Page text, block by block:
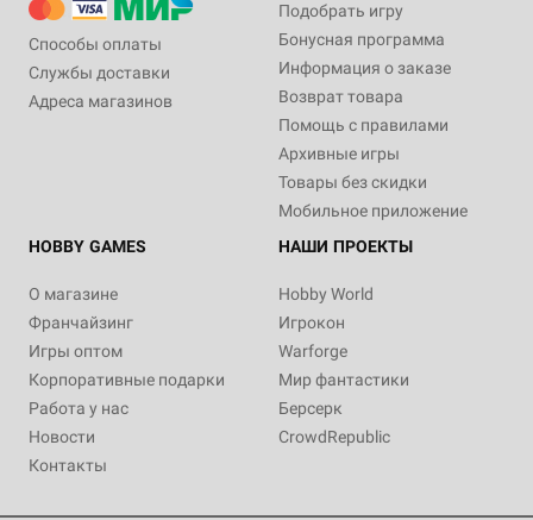
Способы оплаты
Службы доставки
Адреса магазинов
Подобрать игру
Бонусная программа
Информация о заказе
Возврат товара
Помощь с правилами
Архивные игры
Товары без скидки
Мобильное приложение
HOBBY GAMES
О магазине
Франчайзинг
Игры оптом
Корпоративные подарки
Работа у нас
Новости
Контакты
НАШИ ПРОЕКТЫ
Hobby World
Игрокон
Warforge
Мир фантастики
Берсерк
CrowdRepublic